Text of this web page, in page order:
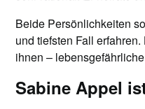
Beide Persönlichkeiten
und tiefsten Fall
ihnen –
Sabine Appel